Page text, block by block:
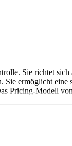
Sie richtet
ermöglicht
Pricing-Modell